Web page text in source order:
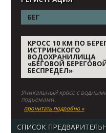
БЕГ
КРОСС 10 КМ ПО
ИСТРИНСКОГО
ВОДОХРАНИЛИЩА
«БЕГОВОЙ
БЕСПРЕДЕЛ»
Уникальный кросс с
подьемами.
прочитать подробно »
СПИСОК